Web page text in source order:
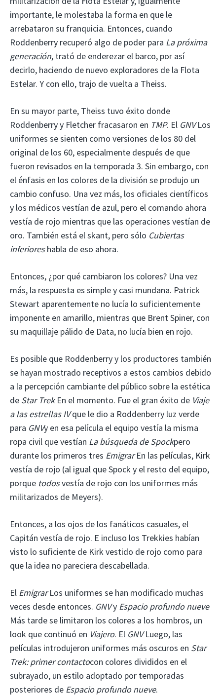
importante, le molestaba la forma en que le
arrebataron su franquicia. Entonces, cuando
Roddenberry recuperó algo de poder para La próxima
generación, trató de enderezar el barco, por así
decirlo, haciendo de nuevo exploradores de la Flota
Estelar. Y con ello, trajo de vuelta a Theiss.
En su mayor parte, Theiss tuvo éxito donde
Roddenberry y Fletcher fracasaron en TMP. El GNVLos
uniformes se sienten como versiones de los 80 del
original de los 60, especialmente después de que
fueron revisados ​​en la temporada 3. Sin embargo, con
el énfasis en los colores de la división se produjo un
cambio confuso. Una vez más, los oficiales científicos
y los médicos vestían de azul, pero el comando ahora
vestía de rojo mientras que las operaciones vestían de
oro. También está el skant, pero sólo Cubiertas
inferioreshabla de eso ahora.
Entonces, ¿por qué cambiaron los colores? Una vez
más, la respuesta es simple y casi mundana. Patrick
Stewart aparentemente no lucía lo suficientemente
imponente en amarillo, mientras que Brent Spiner, con
su maquillaje pálido de Data, no lucía bien en rojo.
Es posible que Roddenberry y los productores también
se hayan mostrado receptivos a estos cambios debido
a la percepción cambiante del público sobre la estética
de Star TrekEn el momento. Fue el gran éxito de Viaje
a las estrellas IVque le dio a Roddenberry luz verde
para GNVy en esa película el equipo vestía la misma
ropa civil que vestían La búsqueda de Spockpero
durante los primeros tres EmigrarEn las películas, Kirk
vestía de rojo (al igual que Spock y el resto del equipo,
porque todosvestía de rojo con los uniformes más
militarizados de Meyers).
Entonces, a los ojos de los fanáticos casuales, el
Capitán vestía de rojo. E incluso los Trekkies habían
visto lo suficiente de Kirk vestido de rojo como para
que la idea no pareciera descabellada.
El EmigrarLos uniformes se han modificado muchas
veces desde entonces. GNVy Espacio profundo nueve
Más tarde se limitaron los colores a los hombros, un
look que continuó en Viajero. El GNVLuego, las
películas introdujeron uniformes más oscuros en Star
Trek: primer contactocon colores divididos en el
subrayado, un estilo adoptado por temporadas
posteriores de Espacio profundo nueve.